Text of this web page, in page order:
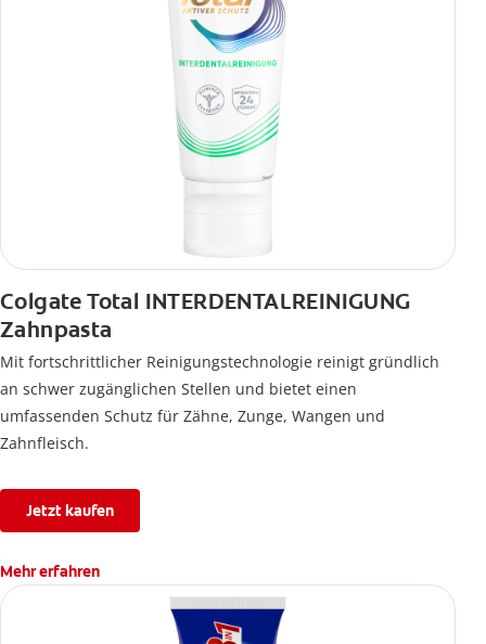
Colgate Total INTERDENTALREINIGUNG
Zahnpasta
Mit fortschrittlicher Reinigungstechnologie reinigt gründlich
an schwer zugänglichen Stellen und bietet einen
umfassenden Schutz für Zähne, Zunge, Wangen und
Zahnfleisch.
Jetzt kaufen
Mehr erfahren